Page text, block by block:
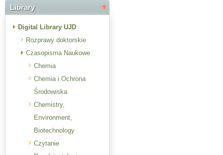
Library
Digital Library UJD
Rozprawy doktorskie
Czasopisma Naukowe
Chemia
Chemia i Ochrona
Środowiska
Chemistry,
Environment,
Biotechnology
Czytanie